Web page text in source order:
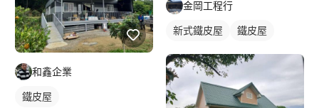
和鑫企業
鐵皮屋
金岡工程行
新式鐵皮屋 鐵皮屋